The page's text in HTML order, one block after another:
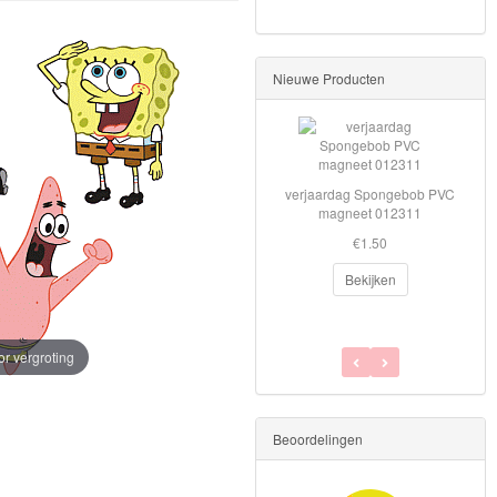
vergroting
Nieuwe Producten
verjaardag Spongebob PVC
magneet 012311
€1.50
Bekijken
Beoordelingen